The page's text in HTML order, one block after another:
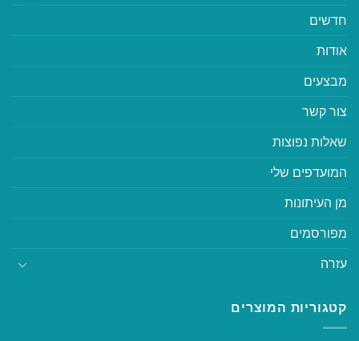
חדשים
אודות
מבצעים
צור קשר
שאלות נפוצות
המועדפים שלי
מן העיתונות
מפורסמים
עזרה
קטגוריות המוצרים